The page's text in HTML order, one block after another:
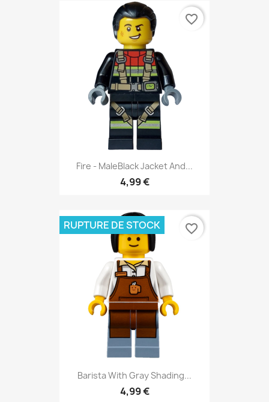
Fire - MaleBlack Jacket And...
4,99 €
favorite_border
Barista With Gray Shading...
4,99 €
RUPTURE DE STOCK favorite_border